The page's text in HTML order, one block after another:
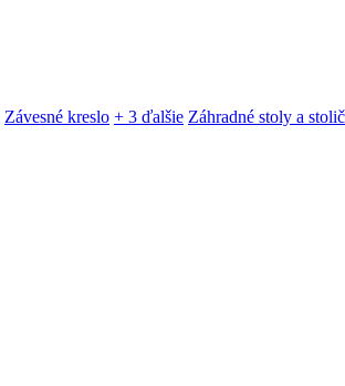
Závesné kreslo + 3 ďalšie Záhradné stoly a